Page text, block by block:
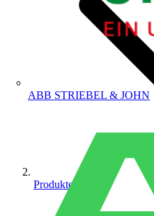
ABB STRIEBEL & JOHN
Produkte